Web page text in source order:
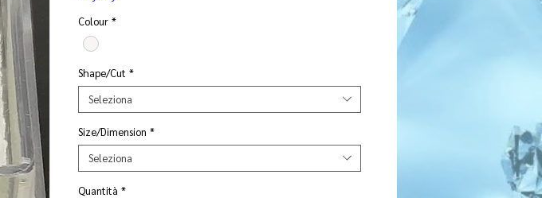
Colour *
Shape/Cut *
Seleziona
Size/Dimension *
Seleziona
Quantità *